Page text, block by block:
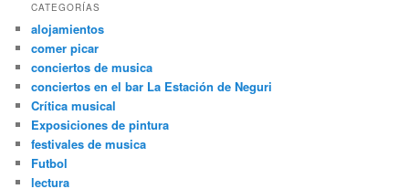
CATEGORÍAS
alojamientos
comer picar
conciertos de musica
conciertos en el bar La Estación de Neguri
Crítica musical
Exposiciones de pintura
festivales de musica
Futbol
lectura